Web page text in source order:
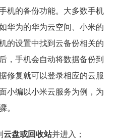
机的备份功能。大多数手机
华为的华为云空间、小米的
的设置中找到云备份相关的
，手机会自动将数据备份到
修复就可以登录相应的云服
小编以小米云服务为例，为
。
云盘或回收站并进入；